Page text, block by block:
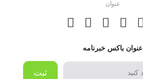
عنوان
عنوان باکس خبرنامه
ثبت